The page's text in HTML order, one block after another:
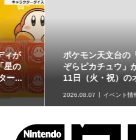
ポケモン天文台の「ほし
ぞらピカチュウ」が8月
11日（火・祝）のオリ...
2026.08.07 イベント情報